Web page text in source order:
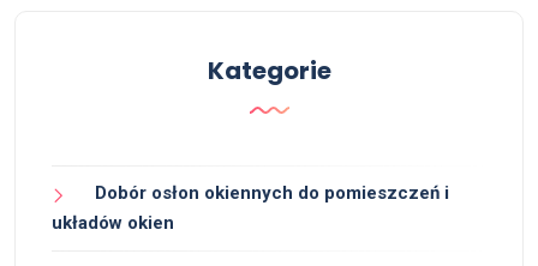
Kategorie
Dobór osłon okiennych do pomieszczeń i
układów okien